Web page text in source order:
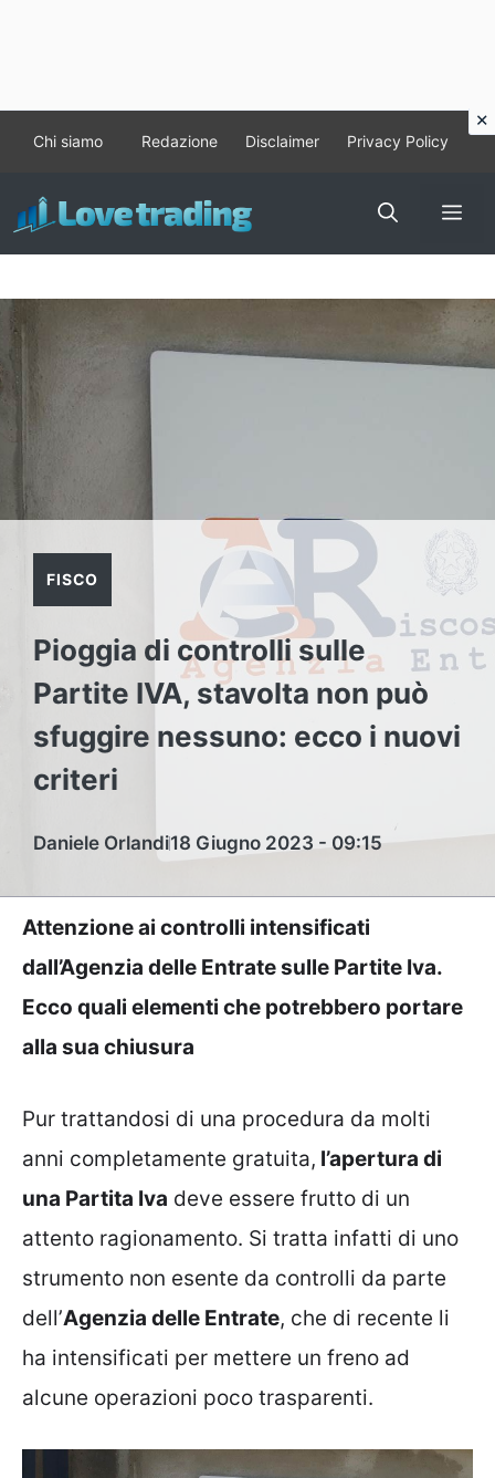
contenuto
Chi siamo Redazione Disclaimer Privacy Policy
FISCO
Pioggia di controlli sulle
Partite IVA, stavolta non può
sfuggire nessuno: ecco i nuovi
criteri
Daniele Orlandi18 Giugno 2023 - 09:15
Attenzione ai controlli intensificati
dall’Agenzia delle Entrate sulle Partite Iva.
Ecco quali elementi che potrebbero portare
alla sua chiusura
Pur trattandosi di una procedura da molti
anni completamente gratuita, l’apertura di
una Partita Iva deve essere frutto di un
attento ragionamento. Si tratta infatti di uno
strumento non esente da controlli da parte
dell’Agenzia delle Entrate, che di recente li
ha intensificati per mettere un freno ad
alcune operazioni poco trasparenti.